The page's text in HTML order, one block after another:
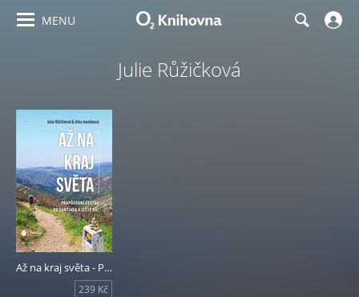
MENU
Julie Růžičková
Až na kraj světa - Prapůvodní cestou do Santiaga a ještě dál
239 Kč